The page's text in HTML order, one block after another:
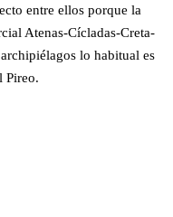
entre ellos porque la
Atenas-Cícladas-Creta-
lo habitual es
Pireo.